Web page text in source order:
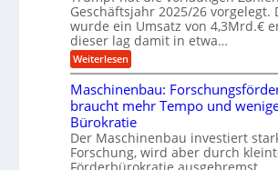
u
ü
h
r
u
n
g
e
n
B
S
C
L
w
n
g
s
f
r
e
e
s
H
y
b
r
Geschäftsjahr 2025/26 vorgelegt.
wurde ein Umsatz von 4,3Mrd.€
dieser lag damit in etwa…
Weiterlesen:
T
u
m
p
f
e
r
Maschinenbau:
braucht mehr Tempo und
Bürokratie
Der Maschinenbau investiert
Forschung, wird aber durch
Förderbürokratie ausgebremst.